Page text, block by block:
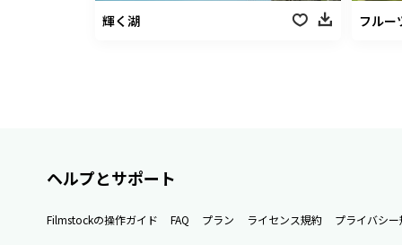
輝く湖 フルー
ヘルプとサポート
Filmstockの操作ガイド FAQ プラン ライセンス規約 プライバシ